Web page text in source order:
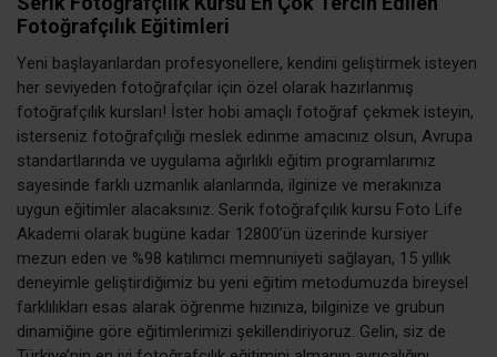
Fotoğrafçılık Eğitimleri
Yeni başlayanlardan profesyonellere, kendini geliştirmek isteyen
her seviyeden fotoğrafçılar için özel olarak hazırlanmış
fotoğrafçılık kursları! İster hobi amaçlı fotoğraf çekmek isteyin,
isterseniz fotoğrafçılığı meslek edinme amacınız olsun, Avrupa
standartlarında ve uygulama ağırlıklı eğitim programlarımız
sayesinde farklı uzmanlık alanlarında, ilginize ve merakınıza
uygun eğitimler alacaksınız. Serik fotoğrafçılık kursu Foto Life
Akademi olarak bugüne kadar 12800’ün üzerinde kursiyer
mezun eden ve %98 katılımcı memnuniyeti sağlayan, 15 yıllık
deneyimle geliştirdiğimiz bu yeni eğitim metodumuzda bireysel
farklılıkları esas alarak öğrenme hızınıza, bilginize ve grubun
dinamiğine göre eğitimlerimizi şekillendiriyoruz. Gelin, siz de